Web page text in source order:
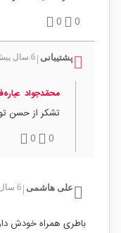
0
0
پشتیبانی 6 سال پیش
محمّدجواد
تشکر از حسن
0
0
علی هاشمی 6 سال پیش
باطری همراه خودش